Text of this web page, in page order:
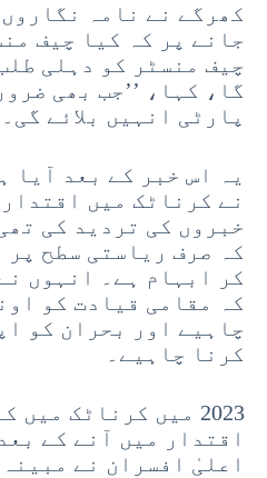
کھرگے نے نامہ
جانے پر کہ کیا چیف
چیف منسٹر کو دہلی
گا، کہا، ’’جب بھی
پارٹی انہیں بلائے
یہ اس خبر کے بعد آیا
نے کرناٹک میں
خبروں کی تردید کی
کہ صرف ریاستی سطح پر
کر ابہام ہے۔ انہوں
کہ مقامی قیادت کو
چاہیے اور بحران کو
کرنا چاہیے۔
2023 میں کرناٹک
اقتدار میں آنے کے
اعلیٰ افسران نے مبینہ